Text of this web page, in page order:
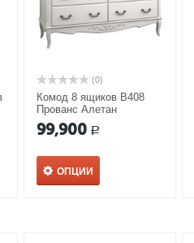
(0)
Комод 8 ящиков В408
Прованс Алетан
99,900 Р
ОПЦИИ